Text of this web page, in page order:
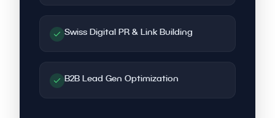
Swiss Digital PR & Link Building
B2B Lead Gen Optimization